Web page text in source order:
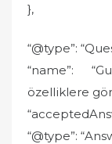
},
“@type”:
“name”:
özelliklere
“@type”: